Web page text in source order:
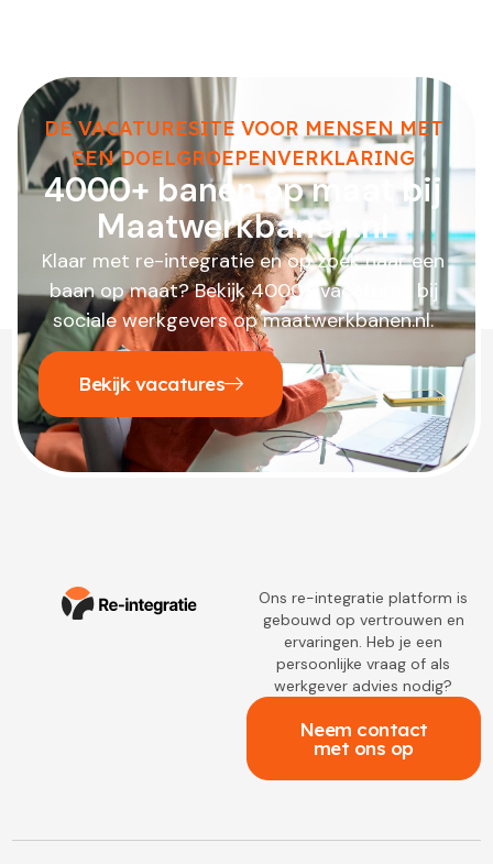
DE VACATURESITE VOOR MENSEN MET
EEN DOELGROEPENVERKLARING
4000+ banen op maat bij
Maatwerkbanen.nl
Klaar met re-integratie en op zoek naar een
baan op maat? Bekijk 4000+ vacatures bij
sociale werkgevers op maatwerkbanen.nl.
Bekijk vacatures
Ons re-integratie platform is
gebouwd op vertrouwen en
ervaringen. Heb je een
persoonlijke vraag of als
werkgever advies nodig?
Neem contact
met ons op